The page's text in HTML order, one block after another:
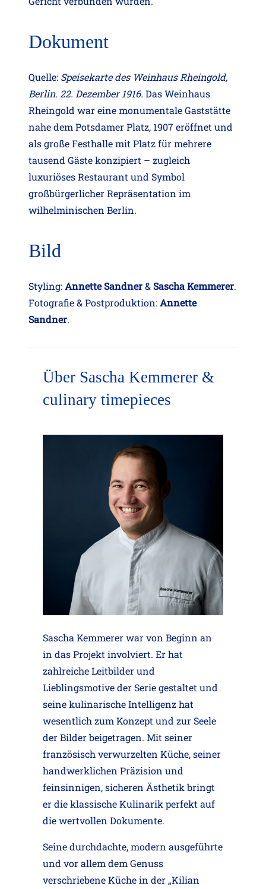
Dokument
Quelle: Speisekarte des Weinhaus Rheingold,
Berlin. 22. Dezember 1916. Das Weinhaus
Rheingold war eine monumentale Gaststätte
nahe dem Potsdamer Platz, 1907 eröffnet und
als große Festhalle mit Platz für mehrere
tausend Gäste konzipiert – zugleich
luxuriöses Restaurant und Symbol
großbürgerlicher Repräsentation im
wilhelminischen Berlin.
Bild
Styling:Annette Sandner&Sascha Kemmerer.
Fotografie & Postproduktion:Annette
Sandner.
Über Sascha Kemmerer &
culinary timepieces
Sascha Kemmerer war von Beginn an
in das Projekt involviert. Er hat
zahlreiche Leitbilder und
Lieblingsmotive der Serie gestaltet und
seine kulinarische Intelligenz hat
wesentlich zum Konzept und zur Seele
der Bilder beigetragen. Mit seiner
französisch verwurzelten Küche, seiner
handwerklichen Präzision und
feinsinnigen, sicheren Ästhetik bringt
er die klassische Kulinarik perfekt auf
die wertvollen Dokumente.
Seine durchdachte, modern ausgeführte
und vor allem dem Genuss
verschriebene Küche in der „Kilian